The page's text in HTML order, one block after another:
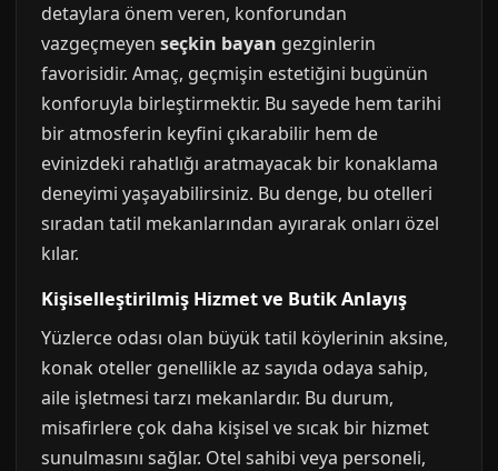
detaylara önem veren, konforundan
vazgeçmeyen seçkin bayan gezginlerin
favorisidir. Amaç, geçmişin estetiğini bugünün
konforuyla birleştirmektir. Bu sayede hem tarihi
bir atmosferin keyfini çıkarabilir hem de
evinizdeki rahatlığı aratmayacak bir konaklama
deneyimi yaşayabilirsiniz. Bu denge, bu otelleri
sıradan tatil mekanlarından ayırarak onları özel
kılar.
Kişiselleştirilmiş Hizmet ve Butik Anlayış
Yüzlerce odası olan büyük tatil köylerinin aksine,
konak oteller genellikle az sayıda odaya sahip,
aile işletmesi tarzı mekanlardır. Bu durum,
misafirlere çok daha kişisel ve sıcak bir hizmet
sunulmasını sağlar. Otel sahibi veya personeli,